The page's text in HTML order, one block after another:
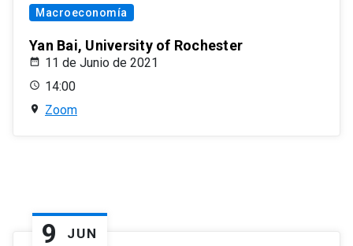
Macroeconomía
Yan Bai, University of Rochester
11 de Junio de 2021
14:00
Zoom
9 JUN